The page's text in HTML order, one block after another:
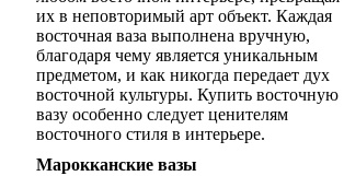
их в неповторимый арт объект. Каждая
восточная ваза выполнена вручную,
благодаря чему является уникальным
предметом, и как никогда передает дух
восточной культуры. Купить восточную
вазу особенно следует ценителям
восточного стиля в интерьере.
Марокканские вазы